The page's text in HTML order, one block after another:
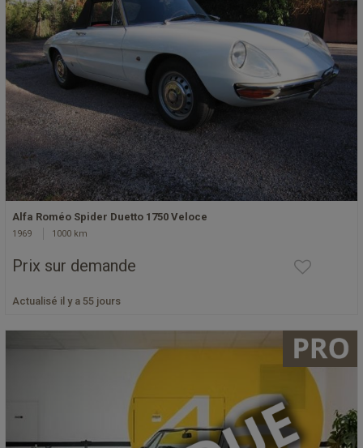
Alfa Roméo Spider Duetto 1750 Veloce
1969 1000 km
Prix sur demande
Actualisé il y a 55 jours